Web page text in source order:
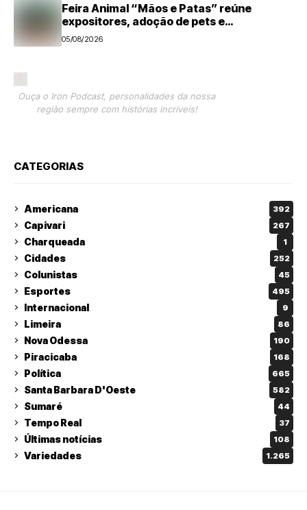
Feira Animal “Mãos e Patas” reúne
expositores, adoção de pets e
microchipagem gratuita neste sábado em
Santa Bárbara d’Oeste
05/08/2026
Ouça o Iron Podcast, personalidades da nossa
região sempre com histórias incríveis!
CATEGORIAS
Americana 392
Capivari 267
Charqueada 1
Cidades 252
Colunistas 45
Esportes 495
Internacional 9
Limeira 86
Nova Odessa 190
Piracicaba 168
Política 665
Santa Barbara D'Oeste 582
Sumaré 44
Tempo Real 37
Últimas notícias 108
Variedades 1.265